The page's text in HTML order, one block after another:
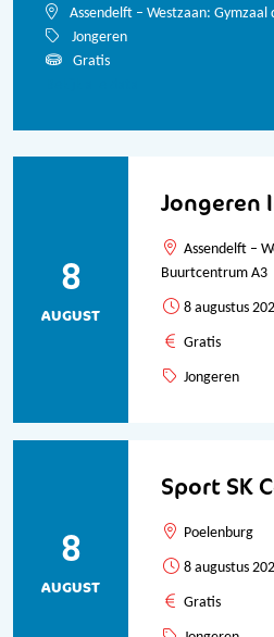
Assendelft – Westzaan: Gymzaal
Jongeren
Gratis
Jongeren
8
AUGUST
Assendelft –
Buurtcentrum A3
8 augustus
Gratis
Jongeren
Sport SK
8
AUGUST
Poelenburg
8 augustus
Gratis